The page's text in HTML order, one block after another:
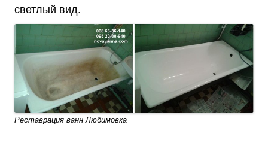
светлый вид.
Реставрация ванн Любимовка